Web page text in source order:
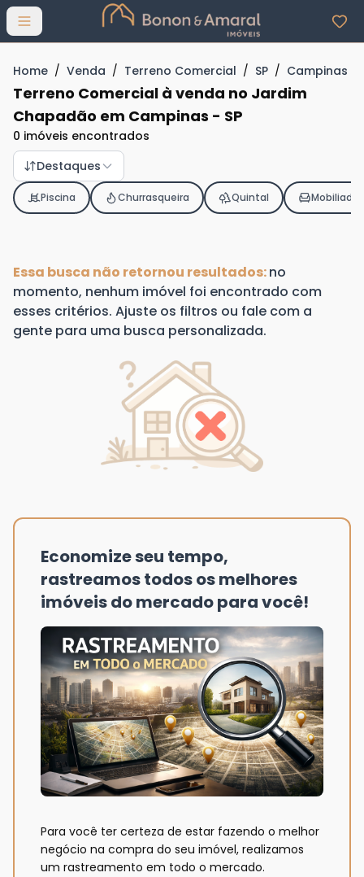
Abrir menu
Home / Venda / Terreno Comercial / SP / Campinas
Terreno Comercial à venda no Jardim
Chapadão em Campinas - SP
0 imóveis encontrados
Destaques
Piscina Churrasqueira Quintal Mobiliado
Essa busca não retornou resultados:no
momento, nenhum imóvel foi encontrado com
esses critérios. Ajuste os filtros ou fale com a
gente para uma busca personalizada.
Economize seu tempo,
rastreamos todos os melhores
imóveis do mercado para você!
Para você ter certeza de estar fazendo o melhor
negócio na compra do seu imóvel, realizamos
um rastreamento em todo o mercado.